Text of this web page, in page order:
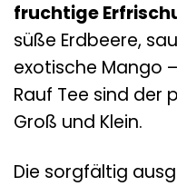
fruchtige
süße Erdbeere,
exotische Mango
Rauf Tee sind der
Groß und Klein.
Die sorgfältig